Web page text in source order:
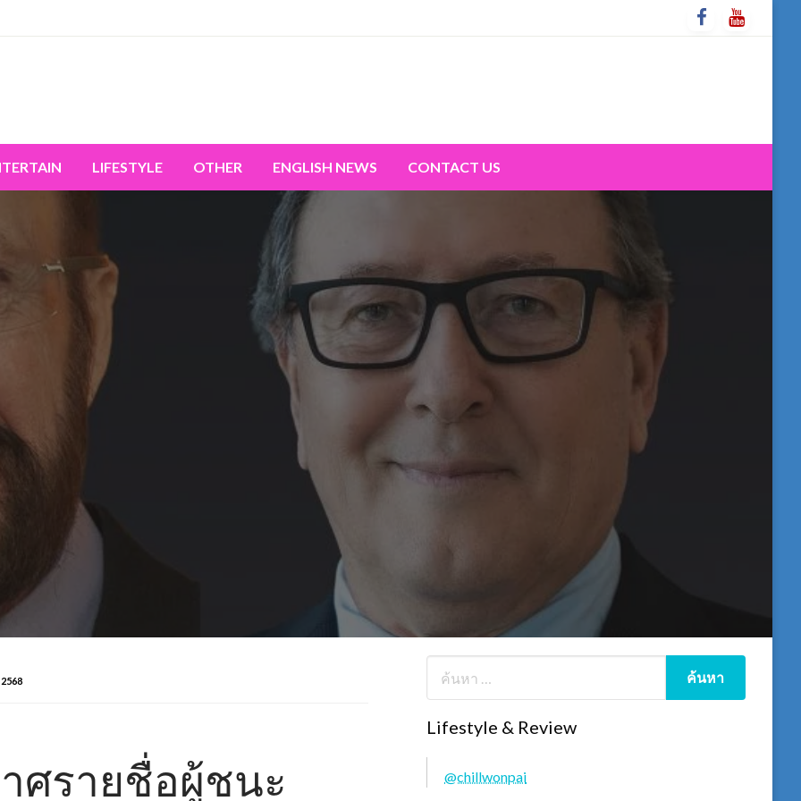
LIFESTYLE OTHER ENGLISH NEWS CONTACT US
ศรายชื่อผู้ชนะ
Lifestyle & Review
@chillwonpai